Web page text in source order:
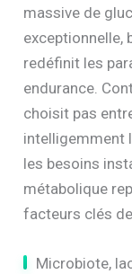
massive de
exceptionnelle,
redéfinit les
endurance.
choisit pas
intelligemment
les besoins
métabolique
facteurs clés
Microbiote,